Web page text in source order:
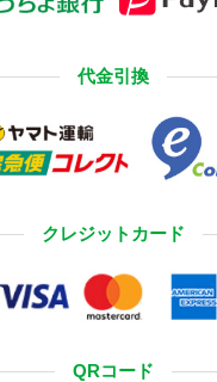
代金引換
クレジットカード
QRコード